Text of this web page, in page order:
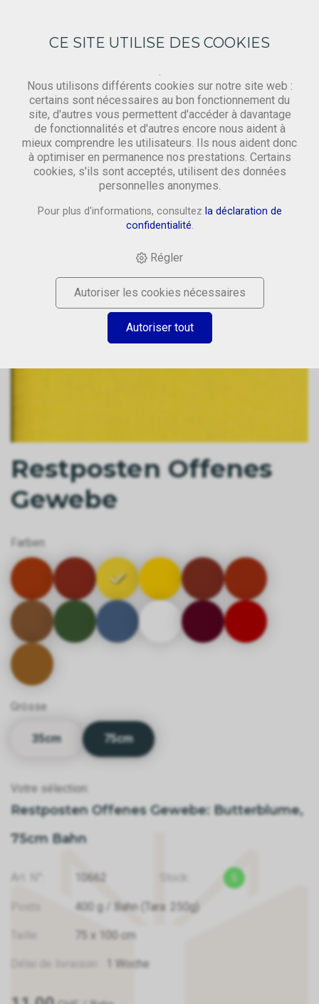
Gewebe
HOME › SHOP › MATERIAL › GEWEBE › RESTPOSTEN
OFFENES GEWEBE: BUTTERBLUME, 75CM BAHN
Restposten Offenes
Gewebe
Farben
Grösse
35cm 75cm
Votre sélection:
Restposten Offenes Gewebe: Butterblume,
75cm Bahn
10662
400 g / Bahn (Tara: 250g)
75 x 100 cm
1 Woche
CE SITE UTILISE DES COOKIES
.
Nous utilisons différents cookies sur notre site web :
certains sont nécessaires au bon fonctionnement du
site, d'autres vous permettent d'accéder à davantage
de fonctionnalités et d'autres encore nous aident à
mieux comprendre les utilisateurs. Ils nous aident donc
à optimiser en permanence nos prestations. Certains
cookies, s'ils sont acceptés, utilisent des données
personnelles anonymes.
Pour plus d'informations, consultez la déclaration de
confidentialité.
Régler
Autoriser les cookies nécessaires
Autoriser tout